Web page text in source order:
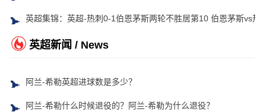
英超集锦：英超-热刺0-1伯恩茅斯两轮不胜居第10 伯恩茅斯vs热
英超新闻 / News
阿兰-希勒英超进球数是多少？
阿兰-希勒什么时候退役的？阿兰-希勒为什么退役？